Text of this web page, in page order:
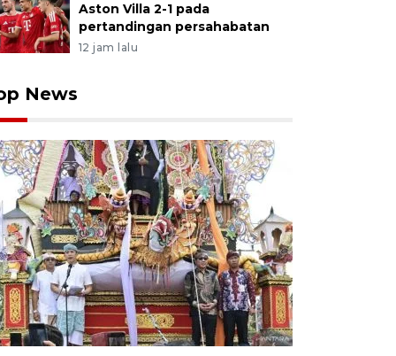
Aston Villa 2-1 pada
pertandingan persahabatan
12 jam lalu
News